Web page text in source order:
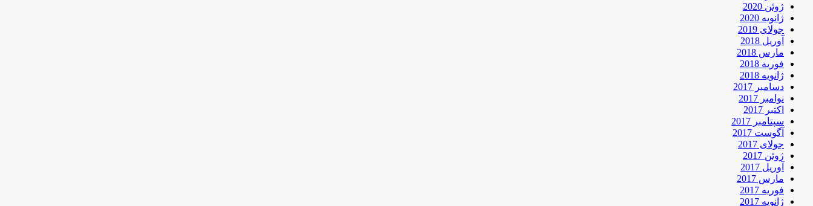
ژوئن 2020
ژانویه 2020
جولای 2019
آوریل 2018
مارس 2018
فوریه 2018
ژانویه 2018
دسامبر 2017
نوامبر 2017
اکتبر 2017
سپتامبر 2017
آگوست 2017
جولای 2017
ژوئن 2017
آوریل 2017
مارس 2017
فوریه 2017
ژانویه 2017